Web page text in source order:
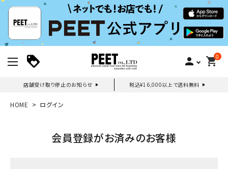
person 0
shopping_cart
店舗受け取り停止のお知らせ 税込¥16,000以上で送料無料
新規会員登録｜ログイン
HOME ログイン
会員登録がお済みのお客様